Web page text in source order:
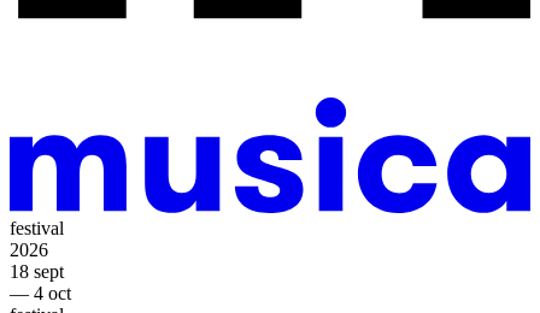
festival
2026
18 sept
— 4 oct